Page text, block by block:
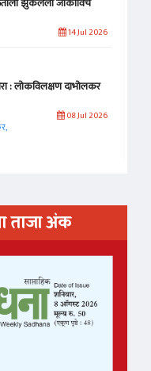
14 Jul 2026
: लोकविलक्षण दाभोलकर
08 Jul 2026
ताजा अंक